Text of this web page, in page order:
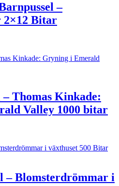
–
2×12 Bitar
– Thomas Kinkade:
Valley 1000 bitar
– Blomsterdrömmar i